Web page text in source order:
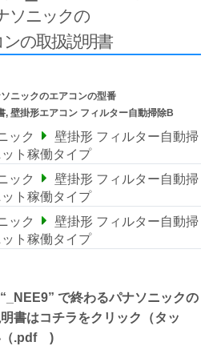
ソニックの
の取扱説明書
ニックのエアコンの型番
, 壁掛形エアコン フィルター自動掃除B
ック
壁掛形 フィルター自動掃
ト稼働タイプ
ック
壁掛形 フィルター自動掃
ト稼働タイプ
ック
壁掛形 フィルター自動掃
ト稼働タイプ
で終わるパナソニックの
書はコチラをクリック（タッ
（.pdf )